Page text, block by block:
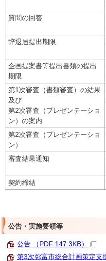
質問の回答
辞退届提出期限
企画提案書等提出書類の提出
期限
第1次審査（書類審査）の結果
及び
第2次審査（プレゼンテーショ
ン）の案内
第2次審査（プレゼンテーショ
ン）
審査結果通知
契約締結
公告・実施要領等
公告 （PDF 147.3KB）
第3次弥富市総合計画策定支